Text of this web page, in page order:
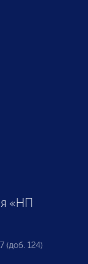
«НП
(доб. 124)